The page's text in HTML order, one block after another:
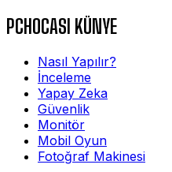
PCHOCASI KÜNYE
Nasıl Yapılır?
İnceleme
Yapay Zeka
Güvenlik
Monitör
Mobil Oyun
Fotoğraf Makinesi